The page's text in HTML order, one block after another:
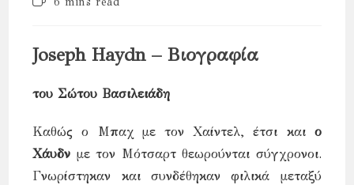
Joseph Haydn – Βιογραφία
του Σώτου Βασιλειάδη
Καθώς ο Μπαχ με τον Χαίντελ, έτσι και ο
Χάυδν με τον Μότσαρτ θεωρούνται σύγχρονοι.
Γνωρίστηκαν και συνδέθηκαν φιλικά μεταξύ